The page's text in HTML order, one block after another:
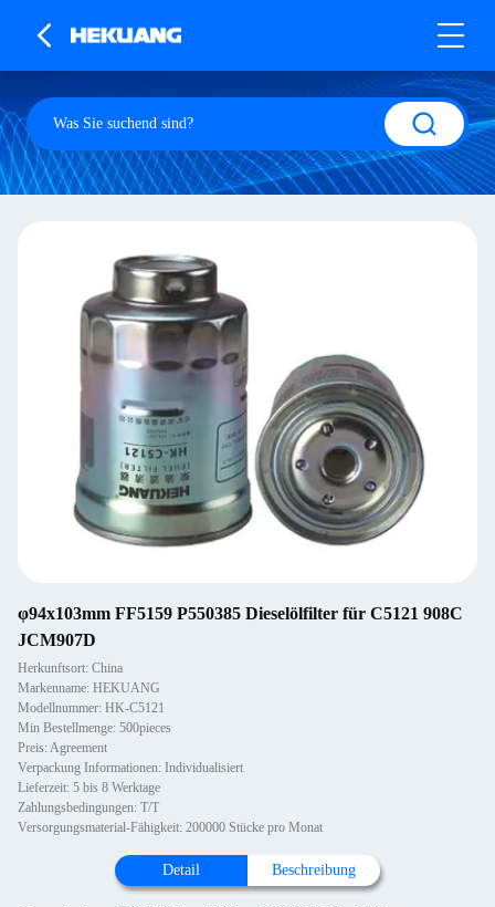
φ94x103mm FF5159 P550385 Dieselölfilter für C5121 908C
JCM907D
Herkunftsort: China
Markenname: HEKUANG
Modellnummer: HK-C5121
Min Bestellmenge: 500pieces
Preis: Agreement
Verpackung Informationen: Individualisiert
Lieferzeit: 5 bis 8 Werktage
Zahlungsbedingungen: T/T
Versorgungsmaterial-Fähigkeit: 200000 Stücke pro Monat
Detail Beschreibung